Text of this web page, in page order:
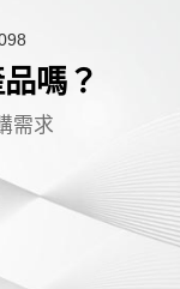
嗎？
需求